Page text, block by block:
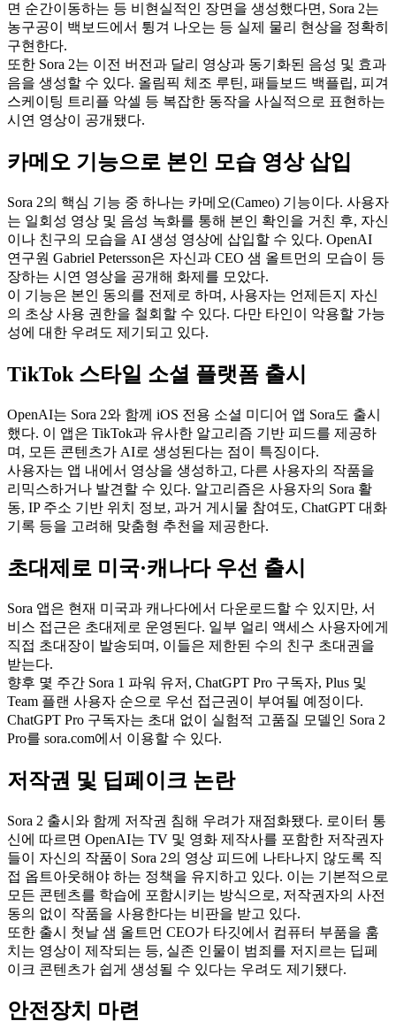
면 순간이동하는 등 비현실적인 장면을 생성했다면, Sora 2는
농구공이 백보드에서 튕겨 나오는 등 실제 물리 현상을 정확히
구현한다.
또한 Sora 2는 이전 버전과 달리 영상과 동기화된 음성 및 효과
음을 생성할 수 있다. 올림픽 체조 루틴, 패들보드 백플립, 피겨
스케이팅 트리플 악셀 등 복잡한 동작을 사실적으로 표현하는
시연 영상이 공개됐다.
카메오 기능으로 본인 모습 영상 삽입
Sora 2의 핵심 기능 중 하나는 카메오(Cameo) 기능이다. 사용자
는 일회성 영상 및 음성 녹화를 통해 본인 확인을 거친 후, 자신
이나 친구의 모습을 AI 생성 영상에 삽입할 수 있다. OpenAI
연구원 Gabriel Petersson은 자신과 CEO 샘 올트먼의 모습이 등
장하는 시연 영상을 공개해 화제를 모았다.
이 기능은 본인 동의를 전제로 하며, 사용자는 언제든지 자신
의 초상 사용 권한을 철회할 수 있다. 다만 타인이 악용할 가능
성에 대한 우려도 제기되고 있다.
TikTok 스타일 소셜 플랫폼 출시
OpenAI는 Sora 2와 함께 iOS 전용 소셜 미디어 앱 Sora도 출시
했다. 이 앱은 TikTok과 유사한 알고리즘 기반 피드를 제공하
며, 모든 콘텐츠가 AI로 생성된다는 점이 특징이다.
사용자는 앱 내에서 영상을 생성하고, 다른 사용자의 작품을
리믹스하거나 발견할 수 있다. 알고리즘은 사용자의 Sora 활
동, IP 주소 기반 위치 정보, 과거 게시물 참여도, ChatGPT 대화
기록 등을 고려해 맞춤형 추천을 제공한다.
초대제로 미국·캐나다 우선 출시
Sora 앱은 현재 미국과 캐나다에서 다운로드할 수 있지만, 서
비스 접근은 초대제로 운영된다. 일부 얼리 액세스 사용자에게
직접 초대장이 발송되며, 이들은 제한된 수의 친구 초대권을
받는다.
향후 몇 주간 Sora 1 파워 유저, ChatGPT Pro 구독자, Plus 및
Team 플랜 사용자 순으로 우선 접근권이 부여될 예정이다.
ChatGPT Pro 구독자는 초대 없이 실험적 고품질 모델인 Sora 2
Pro를 sora.com에서 이용할 수 있다.
저작권 및 딥페이크 논란
Sora 2 출시와 함께 저작권 침해 우려가 재점화됐다. 로이터 통
신에 따르면 OpenAI는 TV 및 영화 제작사를 포함한 저작권자
들이 자신의 작품이 Sora 2의 영상 피드에 나타나지 않도록 직
접 옵트아웃해야 하는 정책을 유지하고 있다. 이는 기본적으로
모든 콘텐츠를 학습에 포함시키는 방식으로, 저작권자의 사전
동의 없이 작품을 사용한다는 비판을 받고 있다.
또한 출시 첫날 샘 올트먼 CEO가 타깃에서 컴퓨터 부품을 훔
치는 영상이 제작되는 등, 실존 인물이 범죄를 저지르는 딥페
이크 콘텐츠가 쉽게 생성될 수 있다는 우려도 제기됐다.
안전장치 마련